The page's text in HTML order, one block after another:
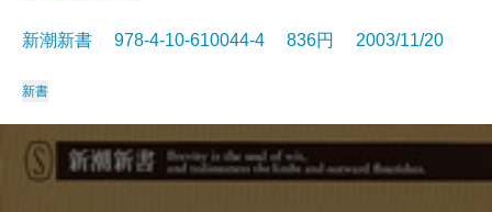
新潮新書 978-4-10-610044-4 836円 2003/11/20
新書